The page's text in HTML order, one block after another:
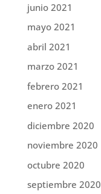
junio 2021
mayo 2021
abril 2021
marzo 2021
febrero 2021
enero 2021
diciembre 2020
noviembre 2020
octubre 2020
septiembre 2020